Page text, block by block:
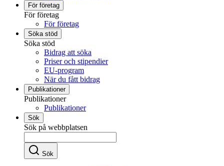
För företag
För företag
För företag
Söka stöd
Söka stöd
Bidrag att söka
Priser och stipendier
EU-program
När du fått bidrag
Publikationer
Publikationer
Publikationer
Sök
Sök på webbplatsen
Sök